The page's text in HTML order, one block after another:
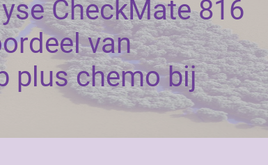
CheckMate 816
van
plus chemo bij